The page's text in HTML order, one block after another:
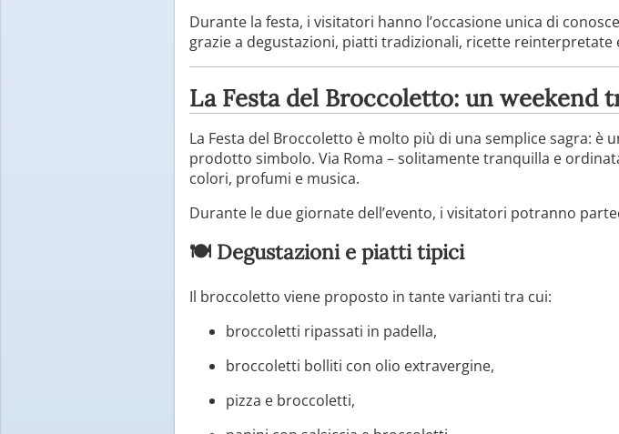
Durante la festa, i visitatori hanno l’occasione unica di
grazie a degustazioni, piatti tradizionali, ricette
La Festa del Broccoletto: un weekend
La Festa del Broccoletto è molto più di una semplice sagra:
prodotto simbolo. Via Roma – solitamente tranquilla e
colori, profumi e musica.
Durante le due giornate dell’evento, i visitatori potranno
🍽️ Degustazioni e piatti tipici
Il broccoletto viene proposto in tante varianti tra cui:
broccoletti ripassati in padella,
broccoletti bolliti con olio extravergine,
pizza e broccoletti,